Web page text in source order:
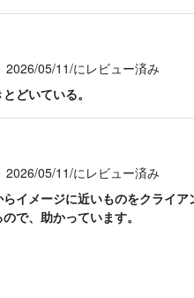
2026/05/11/にレビュー済み
どいている。
2026/05/11/にレビュー済み
イメージに近いものをクライア
で、助かっています。